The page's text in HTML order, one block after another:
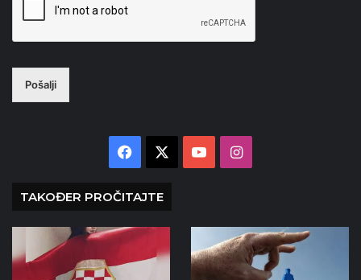
Pošalji
Facebook YouTubeInstagram
TAKOĐER PROČITAJTE